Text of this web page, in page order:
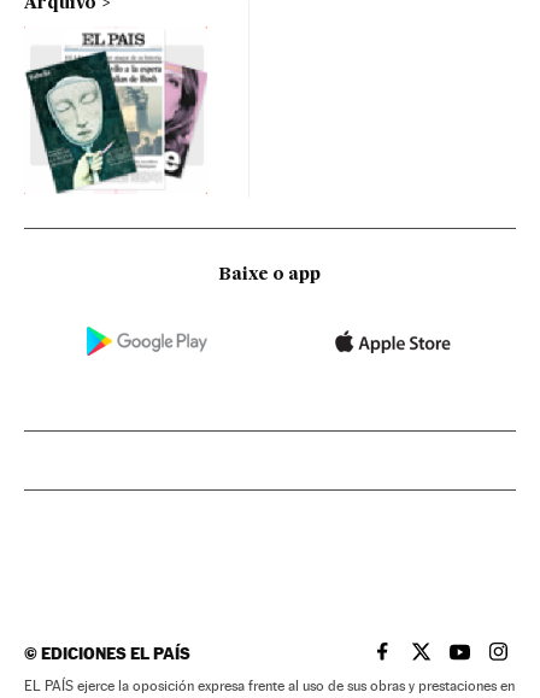
Arquivo
Baixe o app
©EDICIONES EL PAÍS EL PAÍS BRASIL EN
EL PAÍSEL PAÍS
EL
EL PAÍS ejerce la oposición expresa frente al uso de sus obras y prestaciones en